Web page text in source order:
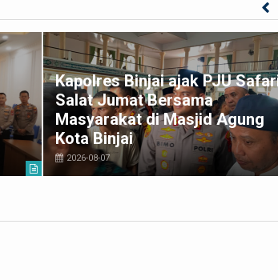
Kapolres Binjai ajak PJU
Salat Jumat Bersama
Masyarakat di Masjid Agung
Kota Binjai
2026-08-07